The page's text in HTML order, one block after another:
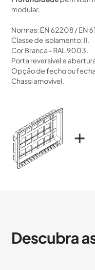
modular.
Normas: EN 62208 / EN
Classe de isolamento: II.
Cor Branca - RAL 9003.
Porta reversível e
Opção de fecho ou
Chassi amovível.
Descubra